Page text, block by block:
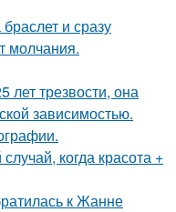
и сразу
молчания.
лет трезвости, она
зависимостью.
когда красота +
к Жанне